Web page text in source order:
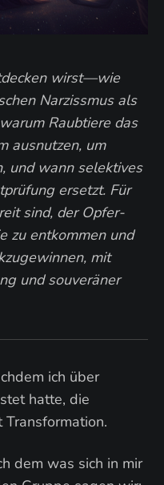
wirst—wie
Narzissmus als
Raubtiere das
ausnutzen, um
und wann selektives
ersetzt. Für
sind, der Opfer-
zu entkommen und
mit
und souveräner
ich über
hatte, die
Transformation.
dem was sich in mir